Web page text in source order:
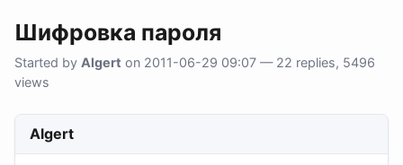
Шифровка пароля
Started by Algert on 2011-06-29 09:07 — 22 replies, 5496
views
Algert